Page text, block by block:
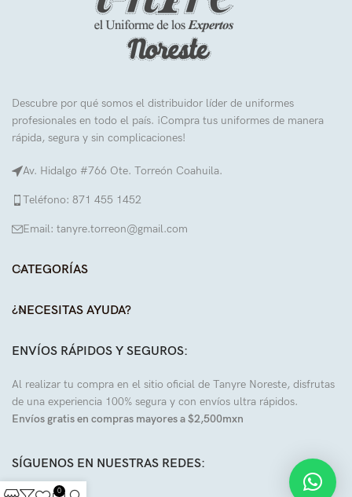
Descubre por qué somos el distribuidor líder de uniformes
profesionales en todo el país. ¡Compra tus uniformes de manera
rápida, segura y sin complicaciones!
Av. Hidalgo #766 Ote. Torreón Coahuila.
Teléfono: 871 455 1452
Email: tanyre.torreon@gmail.com
CATEGORÍAS
¿NECESITAS AYUDA?
ENVÍOS RÁPIDOS Y SEGUROS:
Al realizar tu compra en el sitio oficial de Tanyre Noreste, disfrutas
de una experiencia 100% segura y con envíos ultra rápidos.
Envíos gratis en compras mayores a $2,500mxn
SÍGUENOS EN NUESTRAS REDES:
0